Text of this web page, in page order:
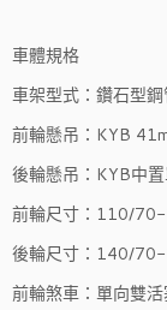
車體規格
車架型式：鑽石型
前輪懸吊：KYB
後輪懸吊：KYB中
前輪尺寸：110/
後輪尺寸：140/
前輪煞車：單向雙